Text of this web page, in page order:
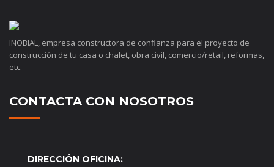
INOBIAL, empresa constructora de confianza para el proyecto de
construcción de tu casa o chalet, obra civil, comercio/retail, reformas,
etc.
CONTACTA CON NOSOTROS
DIRECCIÓN OFICINA: